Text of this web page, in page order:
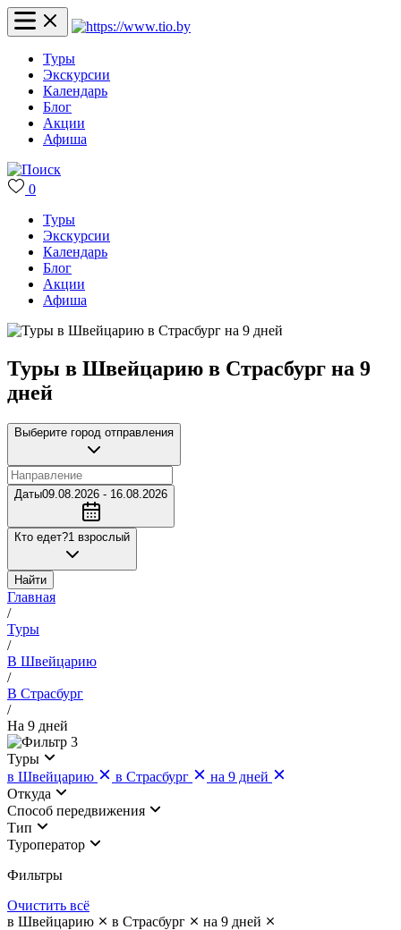
Туры
Экскурсии
Календарь
Блог
Акции
Афиша
0
Туры
Экскурсии
Календарь
Блог
Акции
Афиша
Туры в Швейцарию в Страсбург на 9
дней
Выберите город отправления
Даты09.08.2026 - 16.08.2026
Кто едет?1 взрослый
Найти
Главная
/
Туры
/
В Швейцарию
/
В Страсбург
/
На 9 дней
3
Туры
в Швейцарию
в Страсбург
на 9 дней
Откуда
Cпособ передвижения
Тип
Туроператор
Фильтры
Очистить всё
в Швейцарию
в Страсбург
на 9 дней